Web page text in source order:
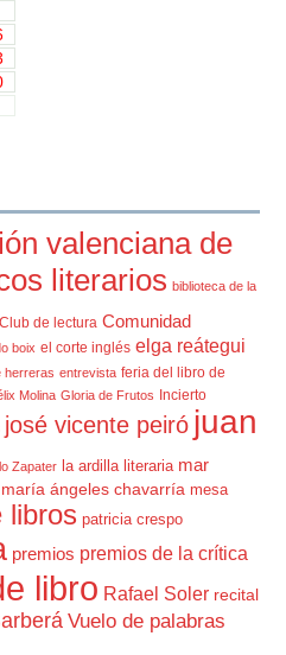
valenciana de
literarios biblioteca de la
Club de lectura Comunidad
boix el corte inglés elga reátegui
herreras entrevista feria del libro de
Molina Gloria de Frutos
Incierto
josé vicente peiró juan
Zapater la ardilla literaria mar
maría ángeles chavarría mesa
libros patricia crespo
premios premios de la crítica
libro Rafael Soler recital
Vuelo de palabras